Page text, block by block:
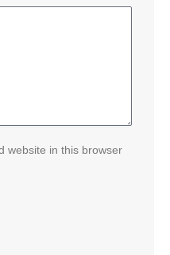
website in this browser